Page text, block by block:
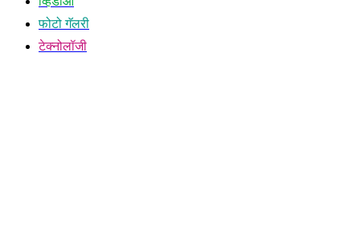
फोटो गॅलरी
टेक्नोलॉजी